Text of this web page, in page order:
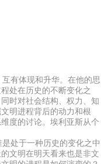
有体现和升华。在他的思
处在历史的不断变化之
时对社会结构、权力、知
明进程背后的动力和根
度的讨论。埃利亚斯从个
处于一种历史的变化之中
文明在明天看来也是非文